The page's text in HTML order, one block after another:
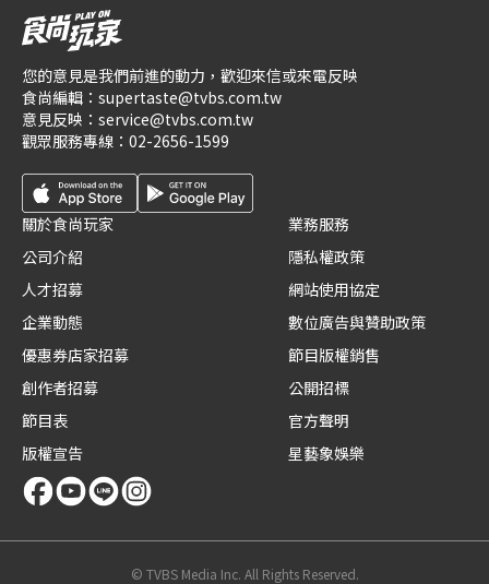
您的意見是我們前進的動力，歡迎來信或來電反映
食尚編輯： supertaste@tvbs.com.tw
意見反映： service@tvbs.com.tw
觀眾服務專線： 02-2656-1599
關於食尚玩家
公司介紹
人才招募
企業動態
優惠券店家招募
創作者招募
節目表
版權宣告
業務服務
隱私權政策
網站使用協定
數位廣告與贊助政策
節目版權銷售
公開招標
官方聲明
星藝象娛樂
© TVBS Media Inc. All Rights Reserved.